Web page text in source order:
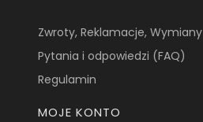
Zwroty, Reklamacje, Wymiany
Pytania i odpowiedzi (FAQ)
Regulamin
MOJE KONTO